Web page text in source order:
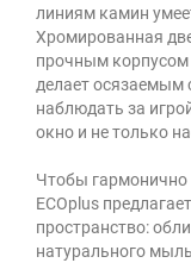
линиям камин
Хромированная
прочным корпусом
делает осязаемым
наблюдать за
окно и не только
Чтобы гармонично
ECOplus
пространство:
натурального